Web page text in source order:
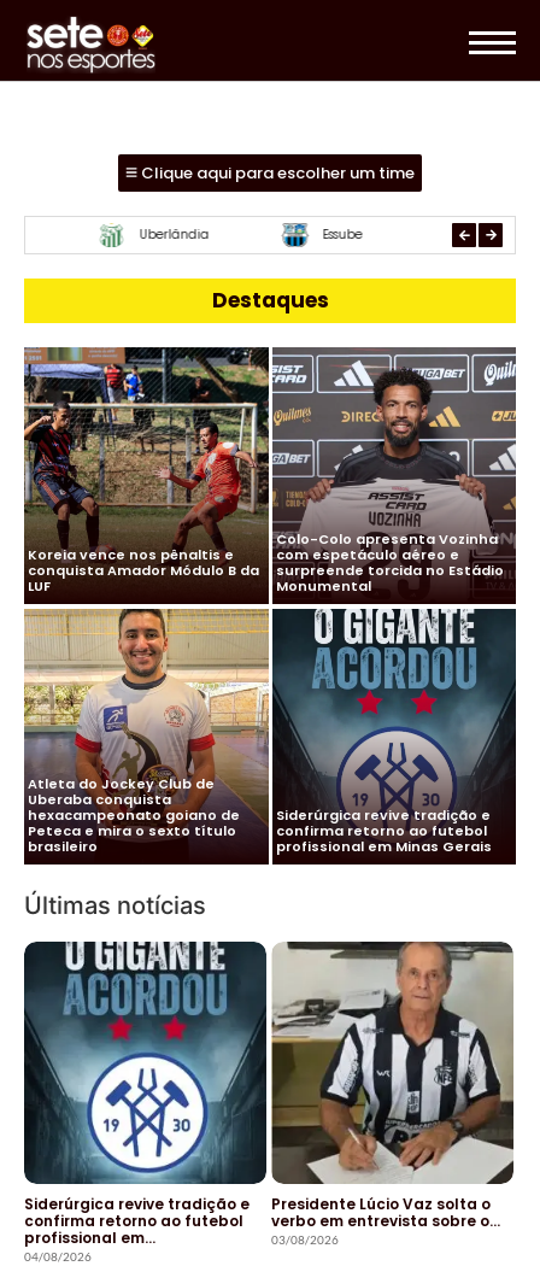
Clique aqui para escolher um time
Mamoré URT Paracatu
Destaques
Koreia vence nos pênaltis e
conquista Amador Módulo B da
LUF
Colo-Colo apresenta Vozinha
com espetáculo aéreo e
surpreende torcida no Estádio
Monumental
Atleta do Jockey Club de
Uberaba conquista
hexacampeonato goiano de
Peteca e mira o sexto título
brasileiro
Siderúrgica revive tradição e
confirma retorno ao futebol
profissional em Minas Gerais
Presidente Lúcio Vaz solta o
verbo em entrevista sobre o
futuro do Nacional
Últimas notícias
Siderúrgica revive tradição e
confirma retorno ao futebol
profissional em…
04/08/2026
Presidente Lúcio Vaz solta o
verbo em entrevista sobre o…
03/08/2026